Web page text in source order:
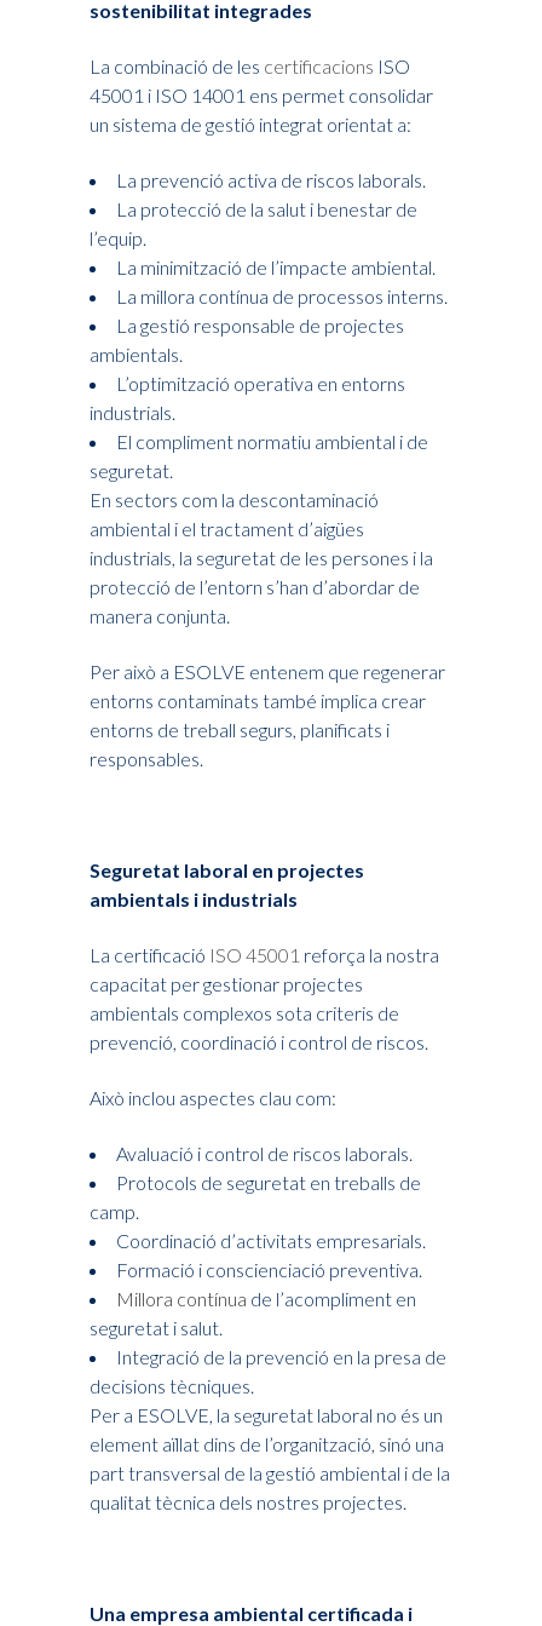
sostenibilitat integrades
La combinació de les certificacions ISO
45001 i ISO 14001 ens permet consolidar
un sistema de gestió integrat orientat a:
La prevenció activa de riscos laborals.
La protecció de la salut i benestar de
l’equip.
La minimització de l’impacte ambiental.
La millora contínua de processos interns.
La gestió responsable de projectes
ambientals.
L’optimització operativa en entorns
industrials.
El compliment normatiu ambiental i de
seguretat.
En sectors com la descontaminació
ambiental i el tractament d’aigües
industrials, la seguretat de les persones i la
protecció de l’entorn s’han d’abordar de
manera conjunta.
Per això a ESOLVE entenem que regenerar
entorns contaminats també implica crear
entorns de treball segurs, planificats i
responsables.
Seguretat laboral en projectes
ambientals i industrials
La certificació ISO 45001 reforça la nostra
capacitat per gestionar projectes
ambientals complexos sota criteris de
prevenció, coordinació i control de riscos.
Això inclou aspectes clau com:
Avaluació i control de riscos laborals.
Protocols de seguretat en treballs de
camp.
Coordinació d’activitats empresarials.
Formació i conscienciació preventiva.
Millora contínua de l’acompliment en
seguretat i salut.
Integració de la prevenció en la presa de
decisions tècniques.
Per a ESOLVE, la seguretat laboral no és un
element aïllat dins de l’organització, sinó una
part transversal de la gestió ambiental i de la
qualitat tècnica dels nostres projectes.
Una empresa ambiental certificada i